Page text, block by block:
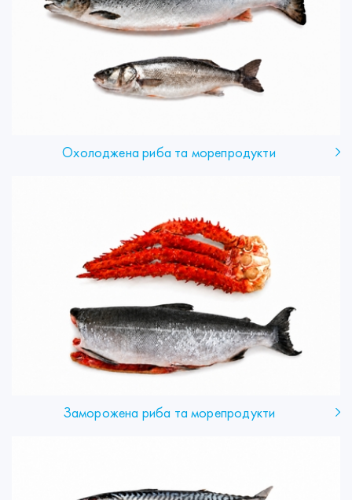
Охолоджена риба та морепродукти
Заморожена риба та морепродукти